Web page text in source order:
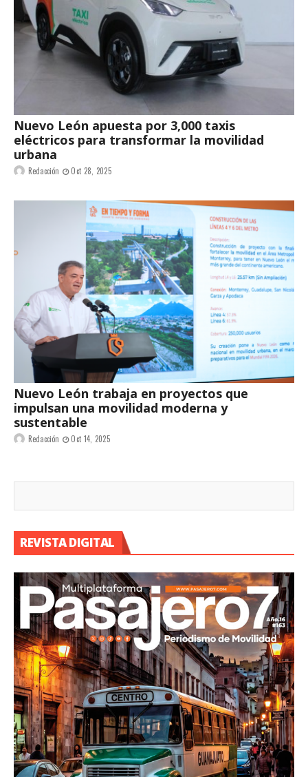
Nuevo León apuesta por 3,000 taxis
eléctricos para transformar la movilidad
urbana
Redacción Oct 28, 2025
Nuevo León trabaja en proyectos que
impulsan una movilidad moderna y
sustentable
Redacción Oct 14, 2025
REVISTA DIGITAL